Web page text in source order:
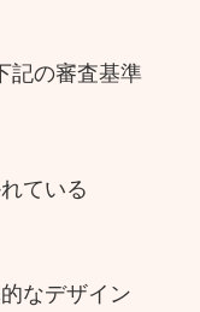
記の審査基準
ている
なデザイン